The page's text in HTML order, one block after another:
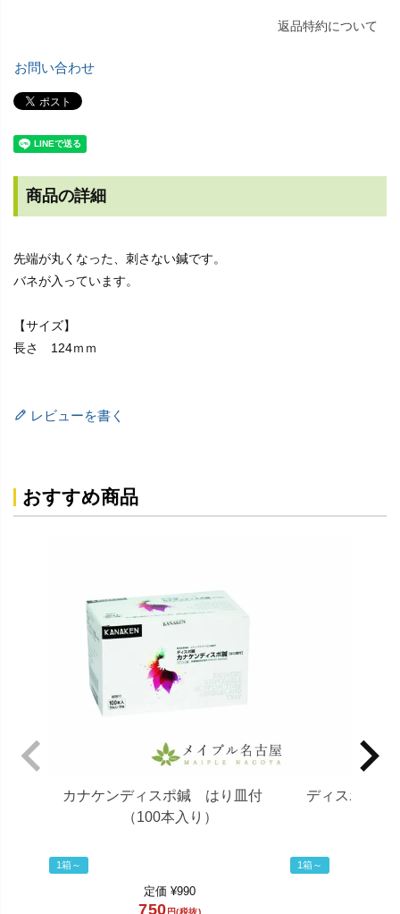
返品特約について
お問い合わせ
商品の詳細
先端が丸くなった、刺さない鍼です。
バネが入っています。
【サイズ】
長さ 124ｍｍ
レビューを書く
おすすめ商品
カナケンディスポ鍼 はり皿付
（100本入り）
1箱～
定価 ¥990
750 円(税抜)
ディスポ中
1箱～